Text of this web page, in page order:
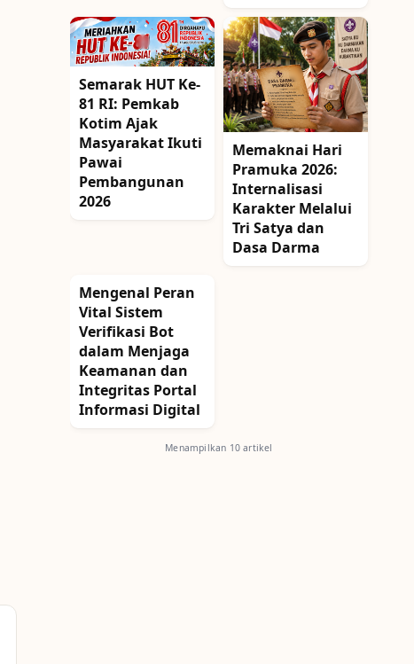
Semarak HUT Ke-
81 RI: Pemkab
Kotim Ajak
Masyarakat Ikuti
Pawai
Pembangunan
2026
Memaknai Hari
Pramuka 2026:
Internalisasi
Karakter Melalui
Tri Satya dan
Dasa Darma
Mengenal Peran
Vital Sistem
Verifikasi Bot
dalam Menjaga
Keamanan dan
Integritas Portal
Informasi Digital
Menampilkan 10 artikel